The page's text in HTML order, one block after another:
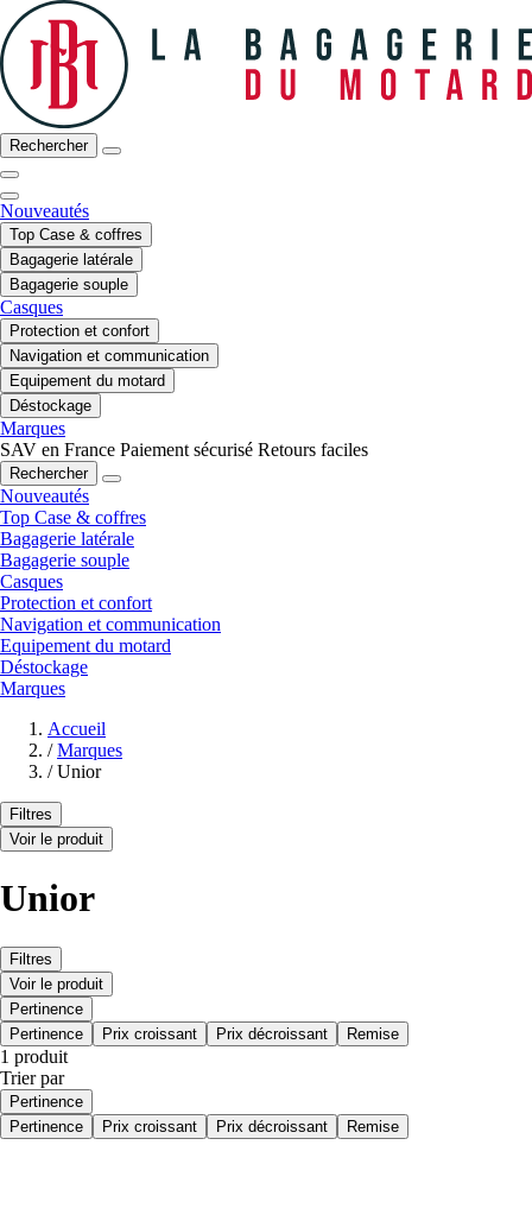
Rechercher
Nouveautés
Top Case & coffres
Bagagerie latérale
Bagagerie souple
Casques
Protection et confort
Navigation et communication
Equipement du motard
Déstockage
Marques
SAV en France Paiement sécurisé Retours faciles
Rechercher
Nouveautés
Top Case & coffres
Bagagerie latérale
Bagagerie souple
Casques
Protection et confort
Navigation et communication
Equipement du motard
Déstockage
Marques
Accueil
/ Marques
/ Unior
Filtres
Voir le produit
Unior
Filtres
Voir le produit
Pertinence
Pertinence
Prix croissant Prix décroissant Remise
1 produit
Trier par
Pertinence
Pertinence
Prix croissant Prix décroissant Remise